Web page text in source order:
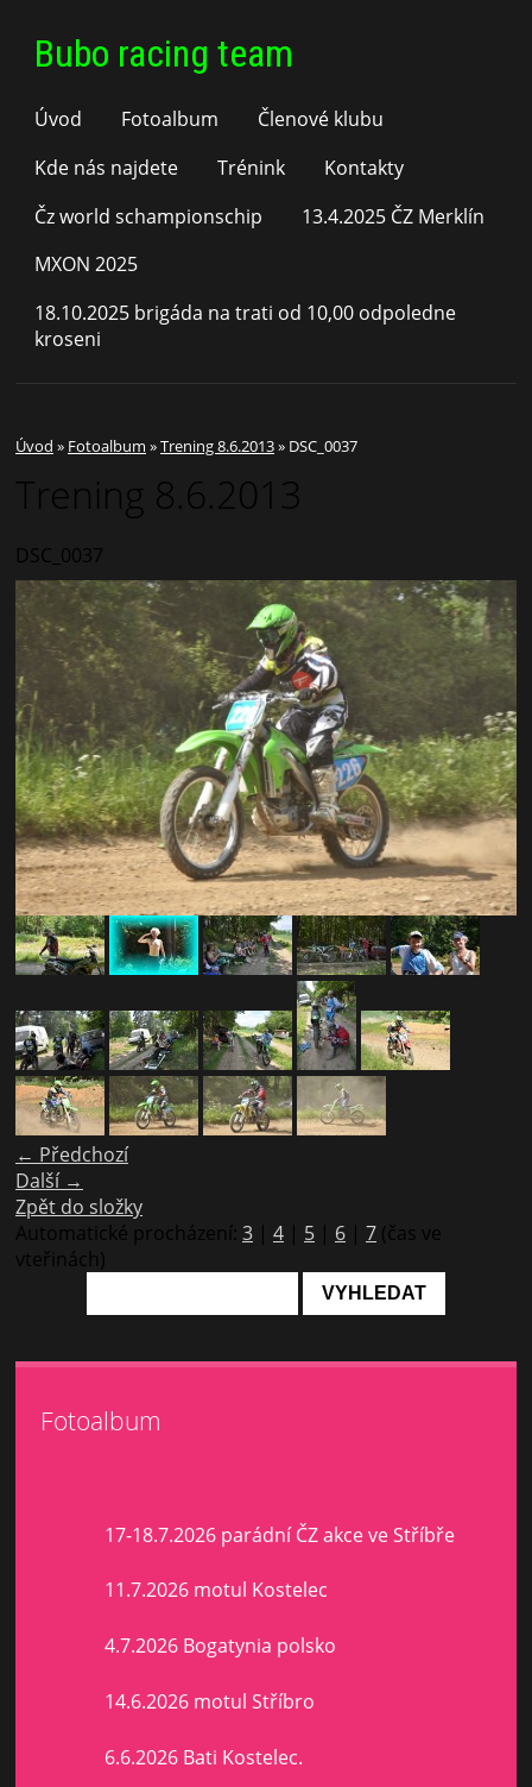
Bubo racing team
Úvod Fotoalbum
Členové klubu
Kde nás najdete
Trénink
Kontakty
Čz world schampionschip
13.4.2025 ČZ Merklín
MXON 2025
18.10.2025 brigáda na trati od 10,00 odpoledne
kroseni
Úvod » Fotoalbum »Trening 8.6.2013» DSC_0037
Trening 8.6.2013
DSC_0037
← Předchozí
Další →
Zpět do složky
Automatické procházení: 3 | 4 | 5 | 6 | 7 (čas ve
vteřinách)
Fotoalbum
17-18.7.2026 parádní ČZ akce ve Stříbře
11.7.2026 motul Kostelec
4.7.2026 Bogatynia polsko
14.6.2026 motul Stříbro
6.6.2026 Bati Kostelec.